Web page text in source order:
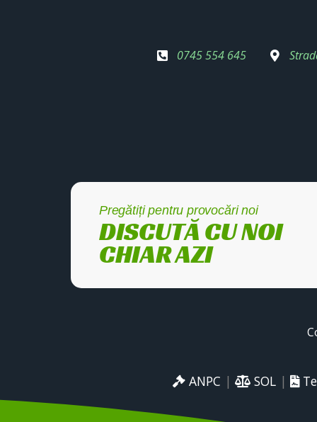
0745 554 645
Pregătiți pentru provocări noi
DISCUTĂ CU NOI
CHIAR AZI
ANPC | SOL |